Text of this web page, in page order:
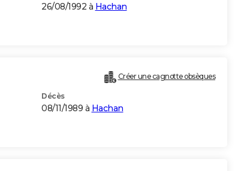
26/08/1992 à Hachan
Créer une cagnotte obsèques
Décès
08/11/1989 à Hachan